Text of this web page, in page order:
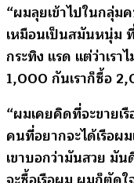
“ผมลุยเข้าไปในกลุ่ม
เหมือนเป็นสมันหนุ่ม
กระทิง แรด แต่ว่าเร
1,000 กันเราก็ซื้อ
“ผมเคยคิดที่จะขายเ
คนที่อยากจะได้เรือผม
เขาบอกว่ามันสวย มัน